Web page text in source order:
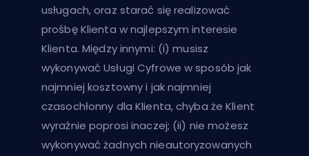
usługach, oraz starać się realizować
prośbę Klienta w najlepszym interesie
Klienta. Między innymi: (i) musisz
wykonywać Usługi Cyfrowe w sposób jak
najmniej kosztowny i jak najmniej
czasochłonny dla Klienta, chyba że Klient
wyraźnie poprosi inaczej; (ii) nie możesz
wykonywać żadnych nieautoryzowanych